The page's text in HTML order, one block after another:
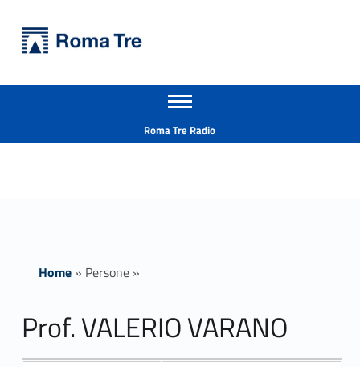
Prof. VALERIO VARANO - Università Roma Tre
Apri il menu secondario
Roma Tre Radio
Home» Persone»
Prof. VALERIO VARANO